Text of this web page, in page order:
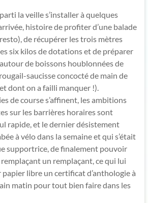
la veille s’installer à quelques
histoire de profiter d’une balade
de récupérer les trois mètres
six kilos de dotations et de préparer
de boissons houblonnées de
saucisse concocté de main de
dont on a failli manquer !).
de course s’affinent, les ambitions
sur les barrières horaires sont
rapide, et le dernier désistement
à vélo dans la semaine et qui s’était
supportrice, de finalement pouvoir
un remplaçant, ce qui lui
libre un certificat d’anthologie à
matin pour tout bien faire dans les